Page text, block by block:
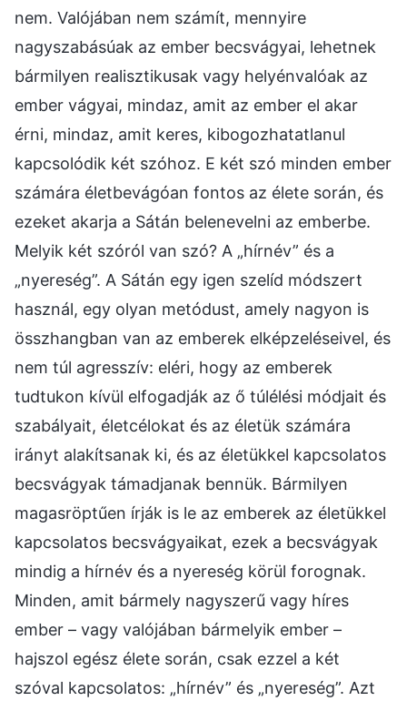
nem. Valójában nem számít, mennyire
nagyszabásúak az ember becsvágyai, lehetnek
bármilyen realisztikusak vagy helyénvalóak az
ember vágyai, mindaz, amit az ember el akar
érni, mindaz, amit keres, kibogozhatatlanul
kapcsolódik két szóhoz. E két szó minden ember
számára életbevágóan fontos az élete során, és
ezeket akarja a Sátán belenevelni az emberbe.
Melyik két szóról van szó? A „hírnév” és a
„nyereség”. A Sátán egy igen szelíd módszert
használ, egy olyan metódust, amely nagyon is
összhangban van az emberek elképzeléseivel, és
nem túl agresszív: eléri, hogy az emberek
tudtukon kívül elfogadják az ő túlélési módjait és
szabályait, életcélokat és az életük számára
irányt alakítsanak ki, és az életükkel kapcsolatos
becsvágyak támadjanak bennük. Bármilyen
magasröptűen írják is le az emberek az életükkel
kapcsolatos becsvágyaikat, ezek a becsvágyak
mindig a hírnév és a nyereség körül forognak.
Minden, amit bármely nagyszerű vagy híres
ember – vagy valójában bármelyik ember –
hajszol egész élete során, csak ezzel a két
szóval kapcsolatos: „hírnév” és „nyereség”. Azt